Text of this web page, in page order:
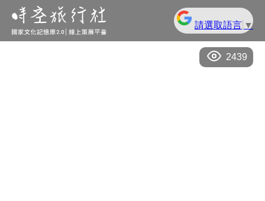
請選取語言 ▼
2439